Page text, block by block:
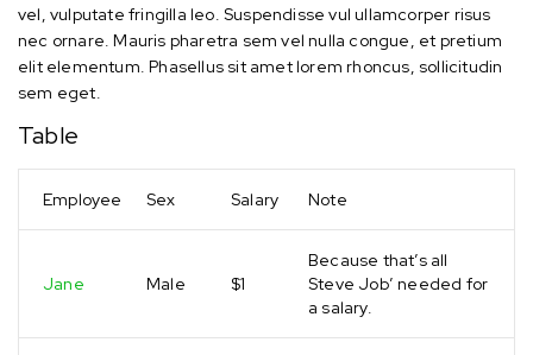
vel, vulputate fringilla leo. Suspendisse vul ullamcorper risus
nec ornare. Mauris pharetra sem vel nulla congue, et pretium
elit elementum. Phasellus sit amet lorem rhoncus, sollicitudin
sem eget.
Table
Employee Sex Salary Note
Jane Male $1
Because that’s all
Steve Job’ needed for
a salary.